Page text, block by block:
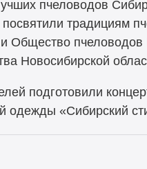
пчеловодов
традициям
Общество
Новосибирской
подготовили
одежды «Сибирский